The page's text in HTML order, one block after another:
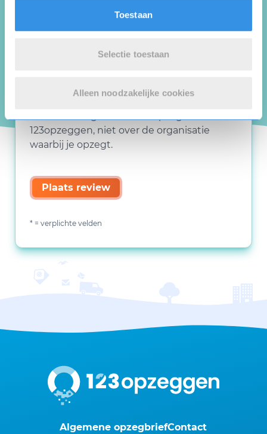
Toestaan
Selectie toestaan
Alleen noodzakelijke cookies
123opzeggen, niet over de organisatie
waarbij je opzegt.
Plaats review
* = verplichte velden
Algemene opzegbriefContact